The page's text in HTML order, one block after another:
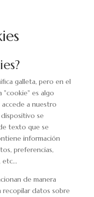
galleta, pero en el
"cookie" es algo
a nuestro
se
texto que se
información
preferencias,
de manera
recopilar datos sobre